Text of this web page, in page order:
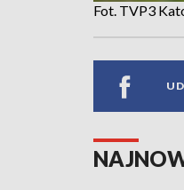
Fot. TVP3